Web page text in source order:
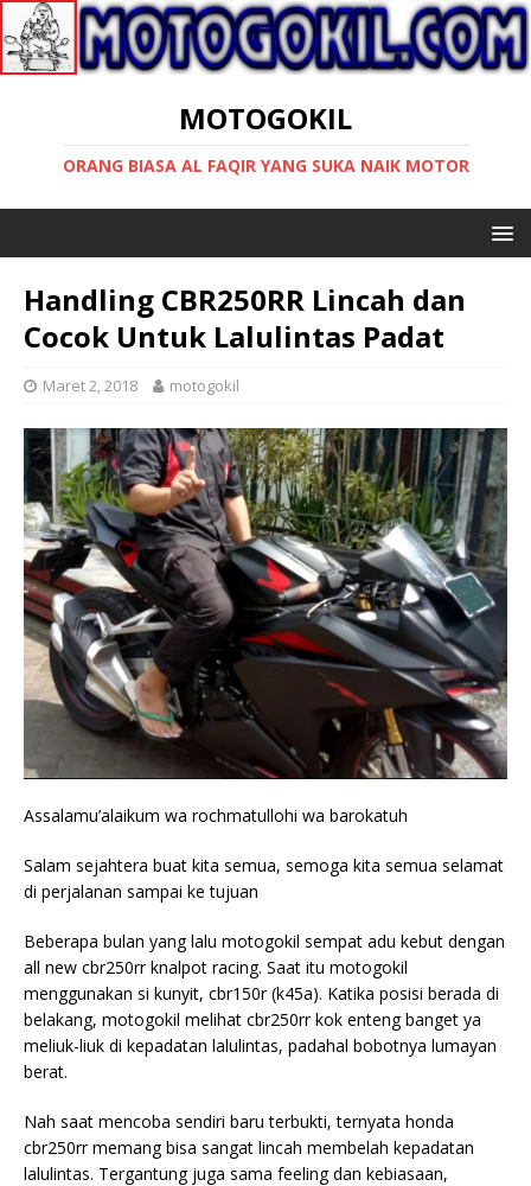
MOTOGOKIL
ORANG BIASA AL FAQIR YANG SUKA NAIK MOTOR
Handling CBR250RR Lincah dan
Cocok Untuk Lalulintas Padat
Maret 2, 2018 motogokil
Assalamu’alaikum wa rochmatullohi wa barokatuh
Salam sejahtera buat kita semua, semoga kita semua selamat
di perjalanan sampai ke tujuan
Beberapa bulan yang lalu motogokil sempat adu kebut dengan
all new cbr250rr knalpot racing. Saat itu motogokil
menggunakan si kunyit, cbr150r (k45a). Katika posisi berada di
belakang, motogokil melihat cbr250rr kok enteng banget ya
meliuk-liuk di kepadatan lalulintas, padahal bobotnya lumayan
berat.
Nah saat mencoba sendiri baru terbukti, ternyata honda
cbr250rr memang bisa sangat lincah membelah kepadatan
lalulintas. Tergantung juga sama feeling dan kebiasaan,